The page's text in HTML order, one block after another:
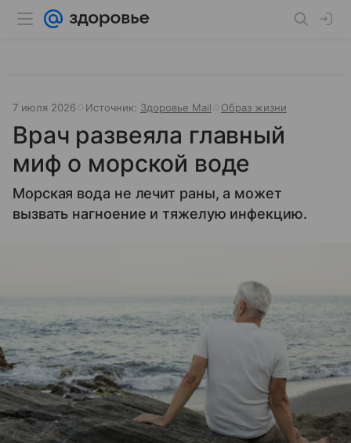
7 июля 2026 Источник: Здоровье Mail Образ жизни
Врач развеяла главный
миф о морской воде
Морская вода не лечит раны, а может
вызвать нагноение и тяжелую инфекцию.